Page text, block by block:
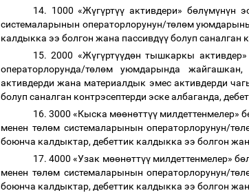
14. 1000 «Жүгүртүү активдери» бөлүмүнүн
системаларынын операторлорунун/төлөм
калдыкка ээ болгон жана пассивдүүболуп саналган
15. 2000 «Жүгүртүүдөн тышкаркы
операторлорунда/төлөм уюмдарында жайгашкан,
активдерди жана материалдык эмес активдерди
болуп саналган контрэсептерди эске албаганда,
16. 3000 «Кыска мөөнөттүү милдеттенмелер» б
менен төлөм системаларынын операторлорунун/төл
боюнча калдыктар, дебеттик калдыкка ээ болгон
17. 4000 «Узак мөөнөттүүмилдеттенмелер» бө
менен төлөм системаларынын операторлорунун/төл
боюнча калдыктар, дебеттик калдыкка ээ болгон